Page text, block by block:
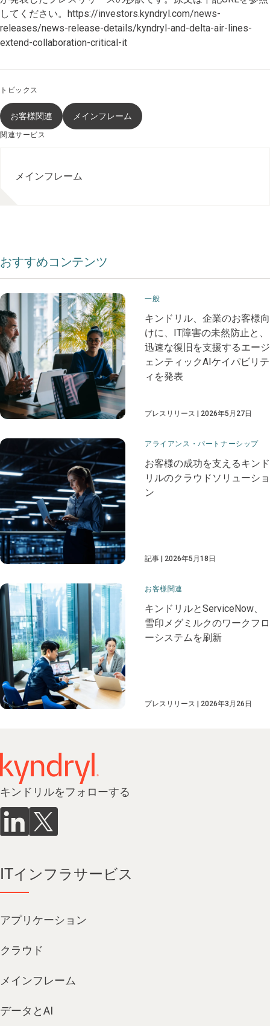
してください。https://investors.kyndryl.com/news-
releases/news-release-details/kyndryl-and-delta-air-lines-
extend-collaboration-critical-it
トピックス
お客様関連 メインフレーム
関連サービス
メインフレーム
おすすめコンテンツ
一般
キンドリル、企業のお客様向
けに、IT障害の未然防止と、
迅速な復旧を支援するエージ
ェンティックAIケイパビリテ
ィを発表
プレスリリース 2026年5月27日
アライアンス・パートナーシップ
お客様の成功を支えるキンド
リルのクラウドソリューショ
ン
記事 2026年5月18日
お客様関連
キンドリルとServiceNow、
雪印メグミルクのワークフロ
ーシステムを刷新
プレスリリース 2026年3月26日
キンドリルをフォローする
ITインフラサービス
アプリケーション
クラウド
メインフレーム
データとAI